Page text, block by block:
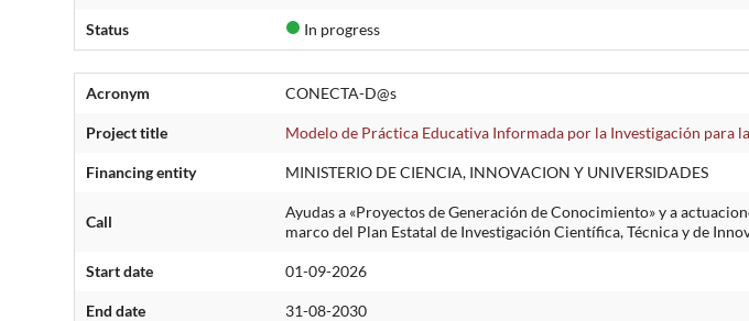
Status In progress
Acronym CONECTA-D@s
Project title Modelo de Práctica Educativa Informada por la Investigación para
Financing entity MINISTERIO DE CIENCIA, INNOVACION Y UNIVERSIDADES
Call
Ayudas a «Proyectos de Generación de Conocimiento» y a
marco del Plan Estatal de Investigación Científica, Técnica y de
Start date 01-09-2026
End date 31-08-2030